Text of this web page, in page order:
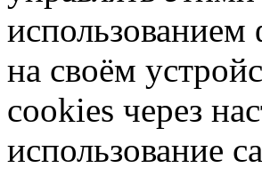
использованием
на своём
cookies через
использование